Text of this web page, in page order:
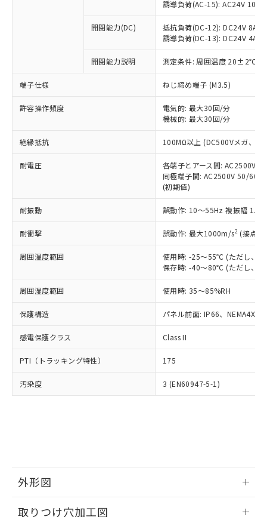
誘導負荷(AC-15): AC24V
開閉能力(DC)
抵抗負荷(DC-12): DC24V 8A/
誘導負荷(DC-13): DC24V 4A/
開閉能力説明 測定条件: 周囲温度 20±2℃、
端子仕様 ねじ締め端子 (M3.5)
許容操作頻度
電気的: 最大30回/分
機械的: 最大30回/分
絶縁抵抗 100MΩ以上 (DC500Vメガ、点
耐電圧
各端子とアース間: AC2500V
同極端子間: AC2500V 50/
(初期値)
耐振動 誤動作: 10～55Hz 複振幅
耐衝撃 誤動作: 最大1000m/s2 (接点
周囲温度範囲
使用時: -25～55℃ (ただし、氷
保存時: -40～80℃ (ただし、氷
周囲湿度範囲 使用時: 35～85%RH
保護構造 パネル前面: IP66、NEMA4X,
感電保護クラス Class II
PTI（トラッキング特性） 175
汚染度 3 (EN60947-5-1)
外形図
取りつけ穴加工図
本サービスの対象外となる商品もある
在庫状況および標準価格照会結果は、
記載している更新日時点での社内デー
タに基づき作成されるものであり、閲
覧された時点での実際の在庫および標
準価格とは異なる場合があることをご
正式な納期状況および標準価格はお客
様のお取引先、またはお客様担当のオ
ムロン制御機器販売店・当社販売員に
販売ネットワーク
」をご確認
在庫状況および標準価格結果を当社の
事前の承諾なく第三者に漏洩または開
示しないようお願いします。
マイパーツ機能（部品リスト作成サー
ビス）をご利用いただくには、I-Web
メンバーズにご登録されている必要が
登録された部品リストについて、当社
および当社の共同利用者が、当社の製
品・サービスに関するお客様との取
引・商談に必要な範囲で利用すること
※当社の共同利用者とは、"個人情報
の「1.共同利
用者の範囲」に記載されている法人を
指します。
いたものが、含有品と判明した場合などや
むを得ず変更することがあります。
鉛(Pb) 1000ppm以下、 水銀(Hg) 1000ppm以下、 カド
類(PBB) 1000ppm以下、ポリ臭化ジフェニルエーテル類
(PBDE) 1000ppm以下、フタル酸ビス(2-エチルヘキシ
ル) (DEHP)(別名：DOP) 1000ppm以下、フタル酸ブチ
ルベンジル（BBP） 1000ppm以下、フタル酸ジブチル
（DBP） 1000ppm以下、フタル酸ジイソブチル
但し、RoHS指令で産業用監視および制御機器に対する
図的な使用がないことを確認しています。
部品在庫の切り替え状況などにより、予定
月が前後することがあります。
※3 非含有証明書ダウンロード
下記の非含有証明書をダウンロードするこ
EU RoHS指令（10物質）の非含有証明書
51物質の非含有証明書（当社基準）
※本証明書は発行日時点で非含有を証明す
るもので、過去に遡って非含有を証明する
既に当社にて対応品への在庫切替を完了
していることから、特段のことがない限
基準値を超えていることを示します。
「－」：未確認です。当社販売部門へお問
*中国RoHS10物質の基準値 (GB/T26572)：
Pb(鉛) :1000ppm、 Hg(水銀) : 1000ppm、 Cd(カドミウ
ム) : 100ppm、
Cr(Ⅵ)(六価クロム) : 1000ppm、 PBBs(ポリ臭化ビフェ
ニル類) : 1000ppm、 PBDEs(ポリ臭化ジフェニルエーテ
ル類) : 1000ppm、
DBP(フタル酸ジブチル) : 1000ppm、 DIBP(フタル酸ジ
イソブチル) : 1000ppm、 BBP(フタル酸ブチルベンジ
DEHP(フタル酸ビス(2-エチルヘキシル)) : 1000ppm
準値以下であることを示します。
「10」：通常の使用状況下において有害物
質が外部に漏えいし、環境に深刻な影響を
及ぼさない年数を意味します。
「－」：未確認です。当社販売部門へお問
当社は、これら貴社製品のうち、外国
為替および外国貿易法に定める商品
（以下｢規制貨物等」という）を輸出
国政府の輸出許可(または役務取引許
可)を取得するなどの必要な手続きを
当社は規制貨物を破棄する場合は、完
全に破砕するなど、違法に輸出されな
いよう必要な手段を講じます。
当社は貴社製品を、核兵器、ミサイ
ル、化学兵器、生物兵器またはその他
武器並びにこれらの製造装置等に一切
当社は、貴社製品を第三者に販売する
場合は、上記1、2および3の内容を当
該第三者に通知します。また当社は、
販売先および販売に係わる関係者が違
法に輸出するおそれがある場合は、取
り引きをいたしません。
説明
一定数以上の在庫あり
一定数には満たないが在庫あり
在庫なし(最新の在庫状況につ
いては、お客様のお取引先、ま
たはお客様担当のオムロン制御
機器販売店・当社販売員にご確
受注生産機種、また在庫状況の
情報を公開していない機種